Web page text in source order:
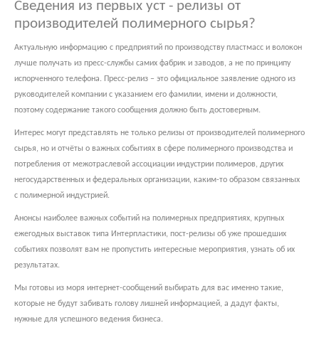
Сведения из первых уст - релизы от
производителей полимерного сырья?
Актуальную информацию с предприятий по производству пластмасс и волокон
лучше получать из пресс-службы самих фабрик и заводов, а не по принципу
испорченного телефона. Пресс-релиз – это официальное заявление одного из
руководителей компании с указанием его фамилии, имени и должности,
поэтому содержание такого сообщения должно быть достоверным.
Интерес могут представлять не только релизы от производителей полимерного
сырья, но и отчёты о важных событиях в сфере полимерного производства и
потребления от межотраслевой ассоциации индустрии полимеров, других
негосударственных и федеральных организации, каким-то образом связанных
с полимерной индустрией.
Анонсы наиболее важных событий на полимерных предприятиях, крупных
ежегодных выставок типа Интерпластики, пост-релизы об уже прошедших
событиях позволят вам не пропустить интересные мероприятия, узнать об их
результатах.
Мы готовы из моря интернет-сообщений выбирать для вас именно такие,
которые не будут забивать голову лишней информацией, а дадут факты,
нужные для успешного ведения бизнеса.